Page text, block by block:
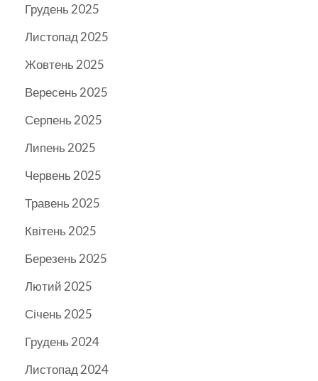
Грудень 2025
Листопад 2025
Жовтень 2025
Вересень 2025
Серпень 2025
Липень 2025
Червень 2025
Травень 2025
Квітень 2025
Березень 2025
Лютий 2025
Січень 2025
Грудень 2024
Листопад 2024